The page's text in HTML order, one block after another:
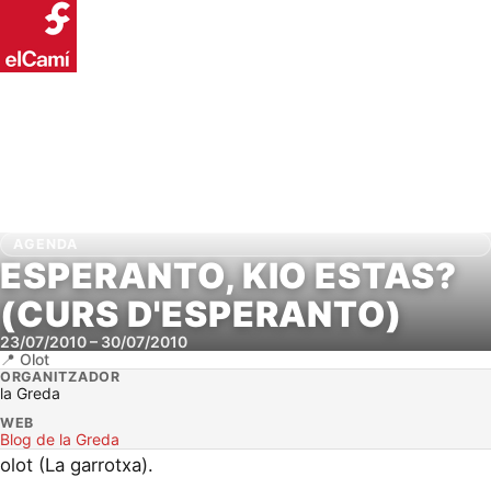
AGENDA
ESPERANTO, KIO ESTAS?
(CURS D'ESPERANTO)
23/07/2010– 30/07/2010
Olot
ORGANITZADOR
la Greda
WEB
Blog de la Greda
olot (La garrotxa).